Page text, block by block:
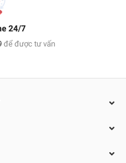
24/7
để được tư vấn